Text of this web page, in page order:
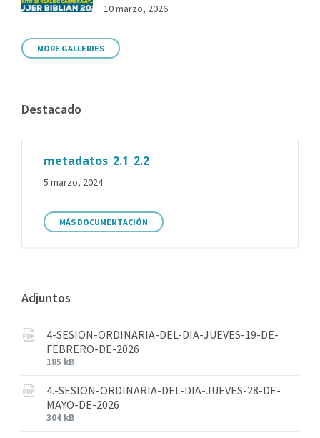
10 marzo, 2026
MORE GALLERIES
Destacado
metadatos_2.1_2.2
5 marzo, 2024
MÁS DOCUMENTACIÓN
Adjuntos
4-SESION-ORDINARIA-DEL-DIA-JUEVES-19-DE-
FEBRERO-DE-2026
185 kB
4.-SESION-ORDINARIA-DEL-DIA-JUEVES-28-DE-
MAYO-DE-2026
304 kB